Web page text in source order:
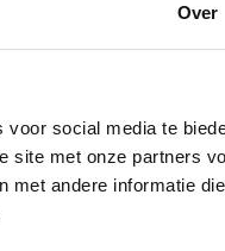
Over
social media te
site met onze partners
met andere informatie